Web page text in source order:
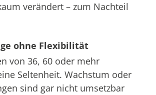
verändert – zum Nachteil
ohne Flexibilität
von 36, 60 oder mehr
Seltenheit. Wachstum oder
sind gar nicht umsetzbar